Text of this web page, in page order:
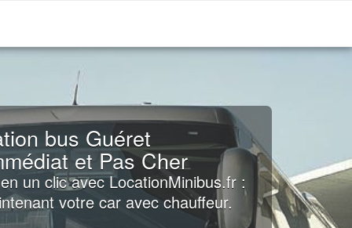
bus Guéret
et Pas Cher
un clic avec LocationMinibus.fr :
votre car avec chauffeur.